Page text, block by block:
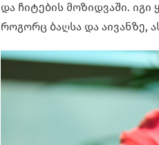
და ჩიტების მოზიდვაში.
როგორც ბაღსა და აივანზე,